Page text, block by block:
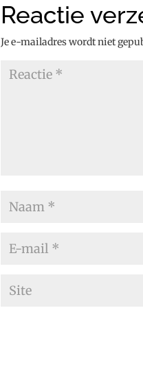
Reactie
Je e-mailadres wordt niet